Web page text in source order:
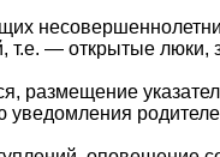
— открытые
размещение